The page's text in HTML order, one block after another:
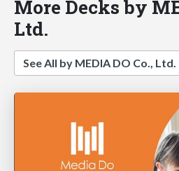
More Decks by
Ltd.
See All by MEDIA DO Co., Ltd.